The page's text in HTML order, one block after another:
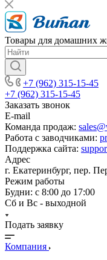
Товары для домашних
+7 (962) 315-15-45
+7 (962) 315-15-45
Заказать звонок
E-mail
Команда продаж:
Работа с заводчиками:
Поддержка сайта:
Адрес
г. Екатеринбург, пер.
Режим работы
Будни: с 8:00 до 17:00
Сб и Вс - выходной
Подать заявку
Компания